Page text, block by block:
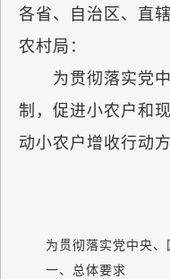
各省、自治区、直
农村局：
为贯彻落实党中
制，促进小农户和
动小农户增收行动
为贯彻落实党中央、国
一、总体要求